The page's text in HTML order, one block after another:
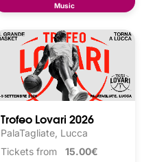
Music
Trofeo Lovari 2026
PalaTagliate, Lucca
Tickets from 15.00€